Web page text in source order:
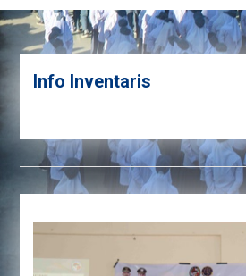
Info Inventaris